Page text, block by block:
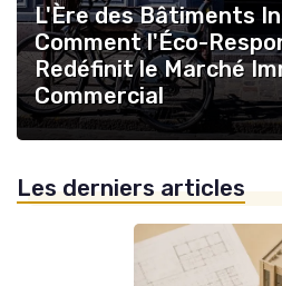
L'Ère des Bâtiments
Comment l'Éco-
Redéfinit le Marché
Commercial
Les derniers articles